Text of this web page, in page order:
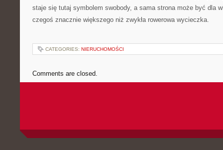
staje się tutaj symbolem swobody, a sama strona może być dla
czegoś znacznie większego niż zwykła rowerowa wycieczka.
CATEGORIES: NIERUCHOMOŚCI
Comments are closed.